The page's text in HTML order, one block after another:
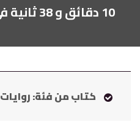
10 دقائق و 38 ثانية في هذا العالم الغريب
كتاب من فئة: روايات